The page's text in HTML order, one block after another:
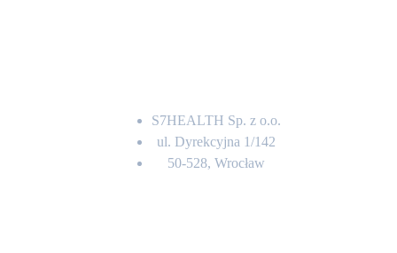
S7HEALTH Sp. z o.o.
ul. Dyrekcyjna 1/142
50-528, Wrocław